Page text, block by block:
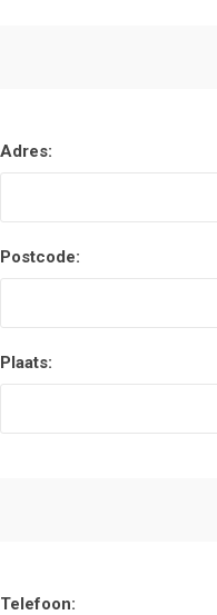
Adres:
Postcode:
Plaats:
Telefoon: